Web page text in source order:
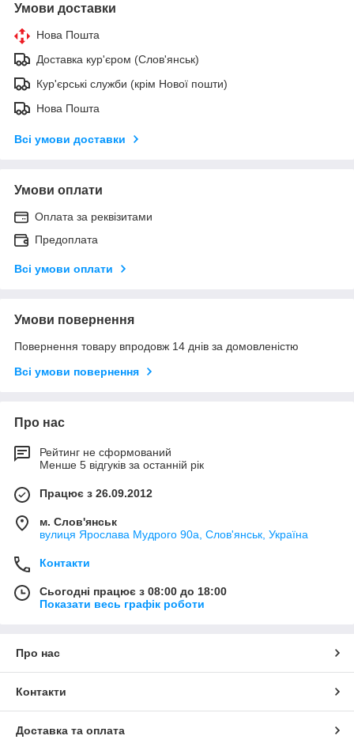
Умови доставки
Нова Пошта
Доставка кур'єром (Слов'янськ)
Кур'єрські служби (крім Нової пошти)
Нова Пошта
Всі умови доставки
Умови оплати
Оплата за реквізитами
Предоплата
Всі умови оплати
Умови повернення
Повернення товару впродовж 14 днів за домовленістю
Всі умови повернення
Про нас
Рейтинг не сформований
Менше 5 відгуків за останній рік
Працює з 26.09.2012
м. Слов'янськ
вулиця Ярослава Мудрого 90а, Слов'янськ, Україна
Контакти
Сьогодні працює з 08:00 до 18:00
Показати весь графік роботи
Про нас
Контакти
Доставка та оплата